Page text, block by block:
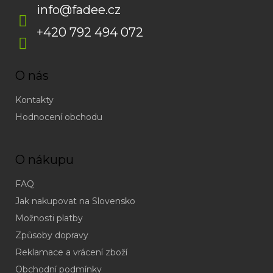
info@fadee.cz
+420 792 494 072
O nás
Kontakty
Hodnocení obchodu
O nákupu
FAQ
Jak nakupovat na Slovensko
Možnosti platby
Způsoby dopravy
Reklamace a vrácení zboží
Obchodní podmínky